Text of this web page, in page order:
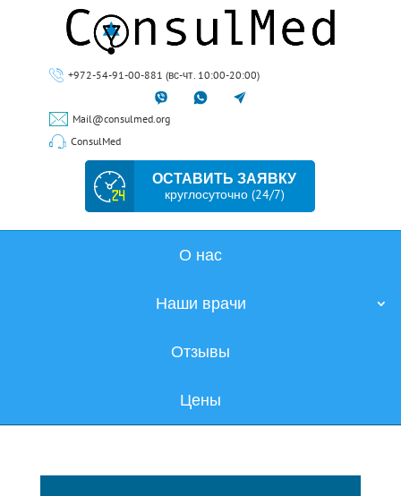
+972-54-91-00-881 (вс-чт. 10:00-20:00)
Mail@consulmed.org
ConsulMed
ОСТАВИТЬ ЗАЯВКУ
круглосуточно (24/7)
О нас
Наши врачи
Отзывы
Цены